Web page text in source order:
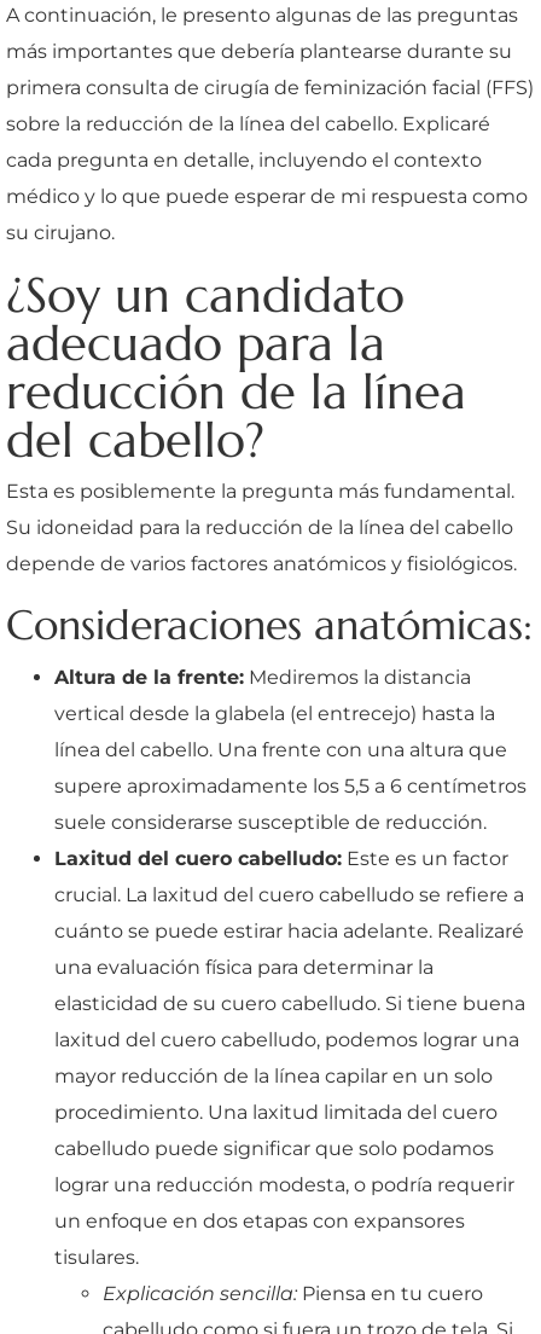
A continuación, le presento algunas de las preguntas
más importantes que debería plantearse durante su
primera consulta de cirugía de feminización facial (FFS)
sobre la reducción de la línea del cabello. Explicaré
cada pregunta en detalle, incluyendo el contexto
médico y lo que puede esperar de mi respuesta como
su cirujano.
¿Soy un candidato
adecuado para la
reducción de la línea
del cabello?
Esta es posiblemente la pregunta más fundamental.
Su idoneidad para la reducción de la línea del cabello
depende de varios factores anatómicos y fisiológicos.
Consideraciones anatómicas:
Altura de la frente: Mediremos la distancia
vertical desde la glabela (el entrecejo) hasta la
línea del cabello. Una frente con una altura que
supere aproximadamente los 5,5 a 6 centímetros
suele considerarse susceptible de reducción.
Laxitud del cuero cabelludo: Este es un factor
crucial. La laxitud del cuero cabelludo se refiere a
cuánto se puede estirar hacia adelante. Realizaré
una evaluación física para determinar la
elasticidad de su cuero cabelludo. Si tiene buena
laxitud del cuero cabelludo, podemos lograr una
mayor reducción de la línea capilar en un solo
procedimiento. Una laxitud limitada del cuero
cabelludo puede significar que solo podamos
lograr una reducción modesta, o podría requerir
un enfoque en dos etapas con expansores
tisulares.
Explicación sencilla:Piensa en tu cuero
cabelludo como si fuera un trozo de tela. Si